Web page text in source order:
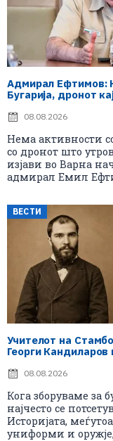
Адмирал Ефтимов:
Бугарија, дронот
08.08.2026
Нема активности
со дронот што
изјави во Варна
адмирал Емил
ВЕСТИ
Учителот на
Георги Кандиларов
08.08.2026
Кога зборуваме за
најчесто се
Историјата,
униформи и